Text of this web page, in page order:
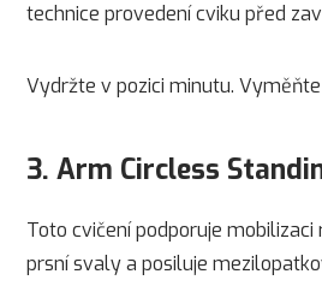
technice provedení cviku před
Vydržte v pozici minutu. Vyměňte
3. Arm Circless
Toto cvičení podporuje mobilizaci
prsní svaly a posiluje